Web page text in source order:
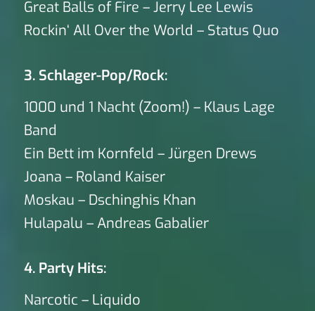
Great Balls of Fire – Jerry Lee Lewis
Rockin‘ All Over the World – Status Quo
3. Schlager-Pop/Rock:
1000 und 1 Nacht (Zoom!) – Klaus Lage
Band
Ein Bett im Kornfeld – Jürgen Drews
Joana – Roland Kaiser
Moskau – Dschinghis Khan
Hulapalu – Andreas Gabalier
4. Party Hits:
Narcotic – Liquido